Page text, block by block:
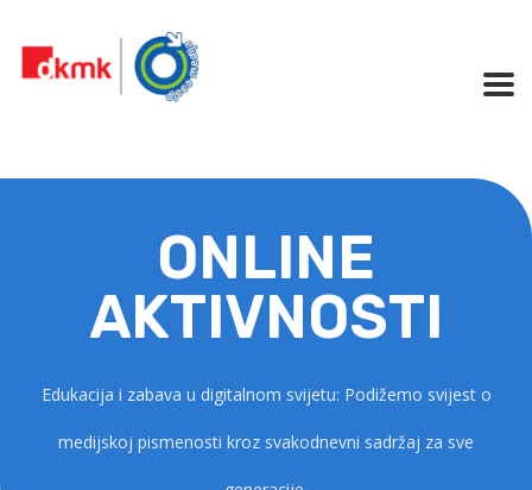
ONLINE
AKTIVNOSTI
Edukacija i zabava u digitalnom svijetu: Podižemo svijest o
medijskoj pismenosti kroz svakodnevni sadržaj za sve